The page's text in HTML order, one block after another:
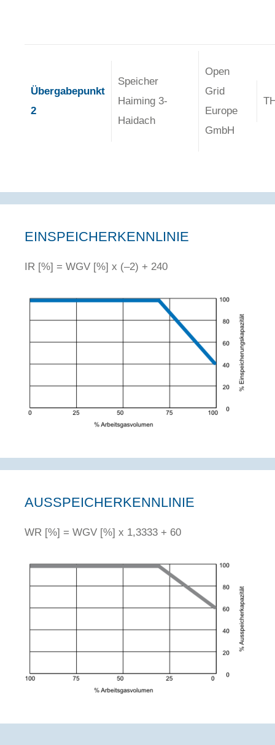
Übergabepunkt
2
Speicher
Haiming 3-
Haidach
Open
Grid
Europe
GmbH
EINSPEICHERKENNLINIE
IR [%] = WGV [%] x (–2) + 240
AUSSPEICHERKENNLINIE
WR [%] = WGV [%] x 1,3333 + 60